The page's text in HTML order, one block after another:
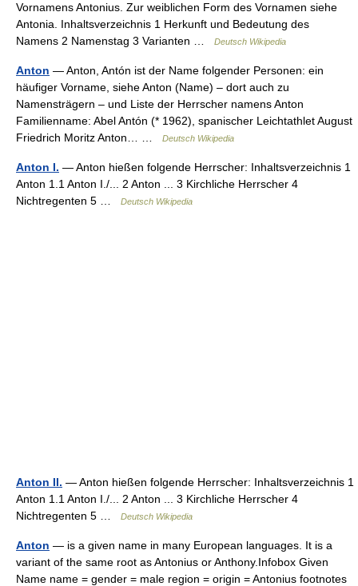
Vornamens Antonius. Zur weiblichen Form des Vornamen siehe
Antonia. Inhaltsverzeichnis 1 Herkunft und Bedeutung des
Namens 2 Namenstag 3 Varianten …
Deutsch Wikipedia
Anton — Anton, Antón ist der Name folgender Personen: ein
häufiger Vorname, siehe Anton (Name) – dort auch zu
Namensträgern – und Liste der Herrscher namens Anton
Familienname: Abel Antón (* 1962), spanischer Leichtathlet August
Friedrich Moritz Anton… …
Deutsch Wikipedia
Anton I. — Anton hießen folgende Herrscher: Inhaltsverzeichnis 1
Anton 1.1 Anton I./... 2 Anton ... 3 Kirchliche Herrscher 4
Nichtregenten 5 …
Deutsch Wikipedia
Anton II. — Anton hießen folgende Herrscher: Inhaltsverzeichnis 1
Anton 1.1 Anton I./... 2 Anton ... 3 Kirchliche Herrscher 4
Nichtregenten 5 …
Deutsch Wikipedia
Anton — is a given name in many European languages. It is a
variant of the same root as Antonius or Anthony.Infobox Given
Name name = gender = male region = origin = Antonius footnotes